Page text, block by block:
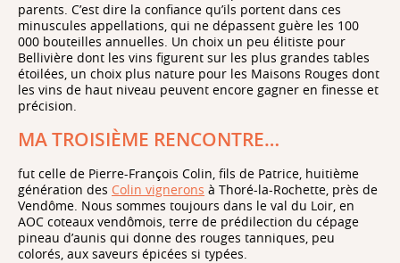
parents. C’est dire la confiance qu’ils portent dans ces
minuscules appellations, qui ne dépassent guère les 100
000 bouteilles annuelles. Un choix un peu élitiste pour
Bellivière dont les vins figurent sur les plus grandes tables
étoilées, un choix plus nature pour les Maisons Rouges dont
les vins de haut niveau peuvent encore gagner en finesse et
précision.
MA TROISIÈME RENCONTRE…
fut celle de Pierre-François Colin, fils de Patrice, huitième
génération des Colin vignerons à Thoré-la-Rochette, près de
Vendôme. Nous sommes toujours dans le val du Loir, en
AOC coteaux vendômois, terre de prédilection du cépage
pineau d’aunis qui donne des rouges tanniques, peu
colorés, aux saveurs épicées si typées.